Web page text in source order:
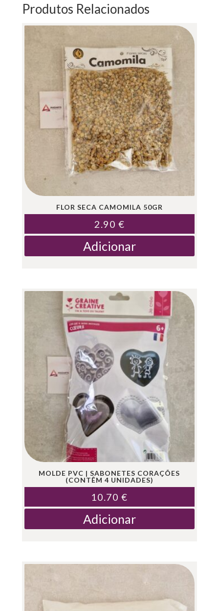
Produtos Relacionados
FLOR SECA CAMOMILA 50GR
2.90 €
Adicionar
MOLDE PVC | SABONETES CORAÇÕES
(CONTÊM 4 UNIDADES)
10.70€
Adicionar